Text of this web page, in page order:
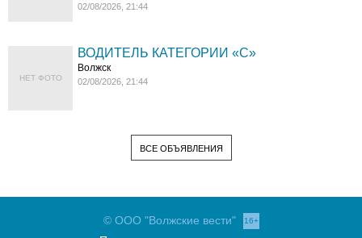
02/08/2026, 21:44
НЕТ ФОТО
ВОДИТЕЛЬ КАТЕГОРИИ «C»
Волжск
02/08/2026, 21:44
ВСЕ ОБЪЯВЛЕНИЯ
© ООО "Волжские вести" 16+